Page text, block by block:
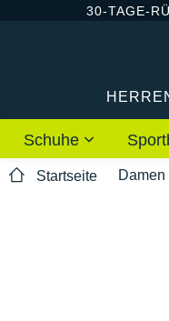
30-TAGE-
Schuhe
Startseite Damen